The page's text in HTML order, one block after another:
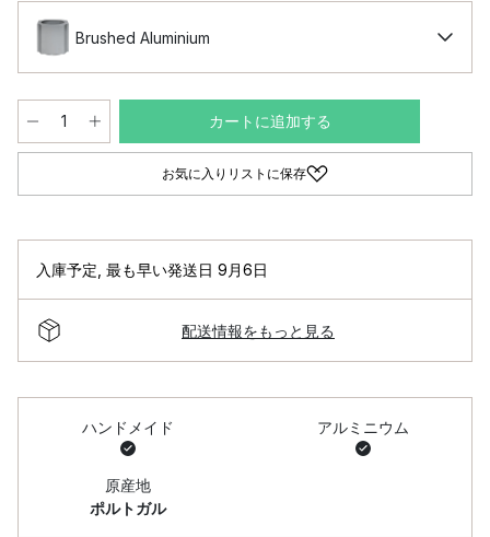
Brushed Aluminium
カートに追加する
お気に入りリストに保存
入庫予定 最も早い発送日 9月6日
配送情報をもっと見る
ハンドメイド アルミニウム
原産地
ポルトガル